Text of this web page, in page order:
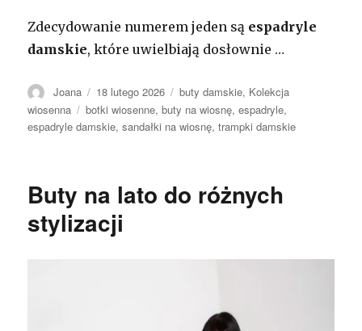
Zdecydowanie numerem jeden są espadryle
damskie, które uwielbiają dosłownie …
Autor
Joana Opublikowano
18 lutego 2026 Kategorie
buty damskie, Kolekcja
wiosenna
Tagi
botki wiosenne,buty na wiosnę,espadryle,
espadryle damskie,sandałki na wiosnę,trampki damskie
Buty na lato do różnych
stylizacji